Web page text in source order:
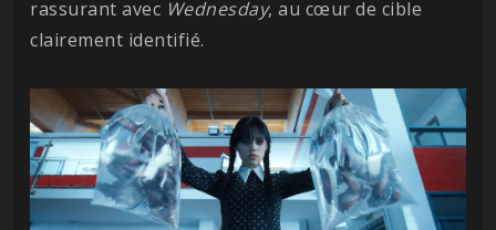
rassurant avec Wednesday, au cœur de cible
clairement identifié.